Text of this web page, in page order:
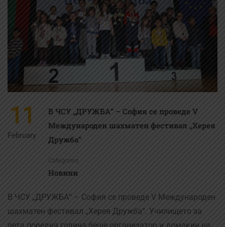
11
February
В ЧСУ „ДРУЖБА“ – София се проведе V
Международен шахматен фестивал „Херея
Дружба“
Categories
Новини
В ЧСУ „ДРУЖБА“ – София се проведе V Международен
шахматен фестивал „Херея Дружба“. Училището за